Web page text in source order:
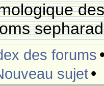
des forums
sujet•